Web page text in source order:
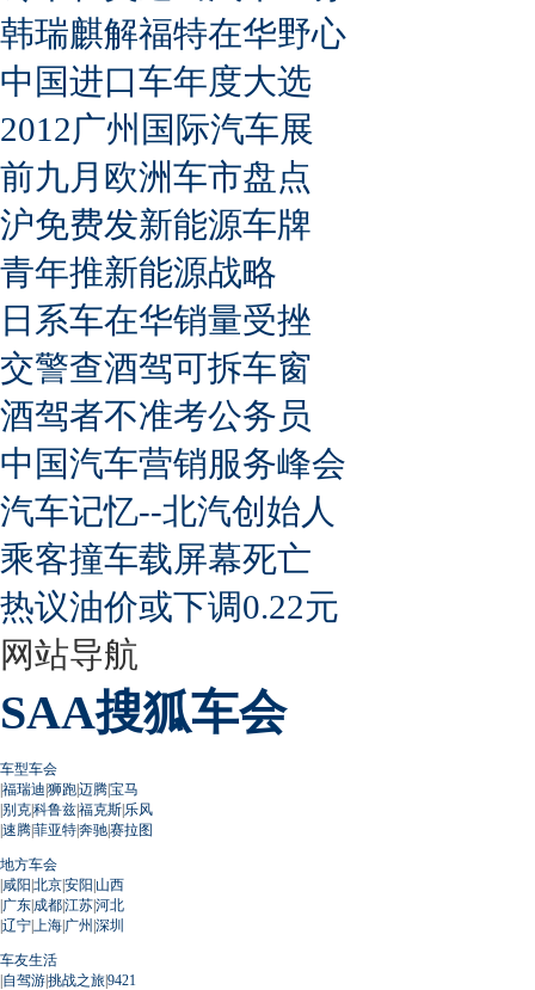
韩瑞麒解福特在华野心
中国进口车年度大选
2012广州国际汽车展
前九月欧洲车市盘点
沪免费发新能源车牌
青年推新能源战略
日系车在华销量受挫
交警查酒驾可拆车窗
酒驾者不准考公务员
中国汽车营销服务峰会
汽车记忆--北汽创始人
乘客撞车载屏幕死亡
热议油价或下调0.22元
网站导航
SAA搜狐车会
车型车会
|福瑞迪|狮跑|迈腾|宝马
|别克|科鲁兹|福克斯|乐风
|速腾|菲亚特|奔驰|赛拉图
地方车会
|咸阳|北京|安阳|山西
|广东|成都|江苏|河北
|辽宁| 上海|广州 |深圳
车友生活
|自驾游|挑战之旅|9421